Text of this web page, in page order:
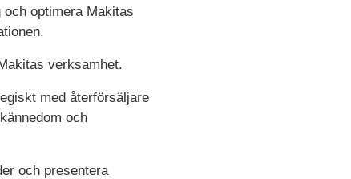
optimera Makitas
verksamhet.
med återförsäljare
och
och presentera